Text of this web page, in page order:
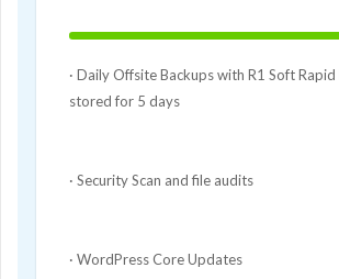
100%
Complete
· Daily Offsite Backups with R1 Soft
stored for 5 days
· Security Scan and file audits
· WordPress Core Updates